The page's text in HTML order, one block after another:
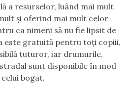
a resurselor, luând mai mult
și oferind mai mult celor
ca nimeni să nu fie lipsit de
este gratuită pentru toți copiii,
tuturor, iar drumurile,
sunt disponibile în mod
bogat.